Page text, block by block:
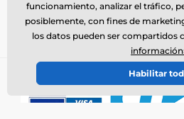
Condiciones generales
funcionamiento, analizar el tráfico,
posiblemente, con fines de
los datos pueden ser compartidos
Habilitar